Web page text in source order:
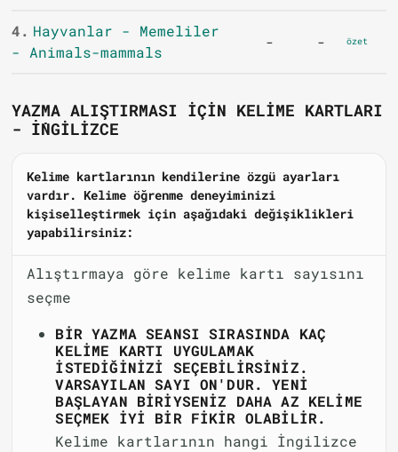
4. Hayvanlar - Memeliler
- Animals-mammals
- - özet
YAZMA ALIŞTIRMASI IÇIN KELIME KARTLARI
- İNGILIZCE
Kelime kartlarının kendilerine özgü ayarları
vardır. Kelime öğrenme deneyiminizi
kişiselleştirmek için aşağıdaki değişiklikleri
yapabilirsiniz:
Alıştırmaya göre kelime kartı sayısını
seçme
BIR YAZMA SEANSI SIRASINDA KAÇ
KELIME KARTI UYGULAMAK
ISTEDIĞINIZI SEÇEBILIRSINIZ.
VARSAYILAN SAYI ON'DUR. YENI
BAŞLAYAN BIRIYSENIZ DAHA AZ KELIME
SEÇMEK IYI BIR FIKIR OLABILIR.
Kelime kartlarının hangi İngilizce